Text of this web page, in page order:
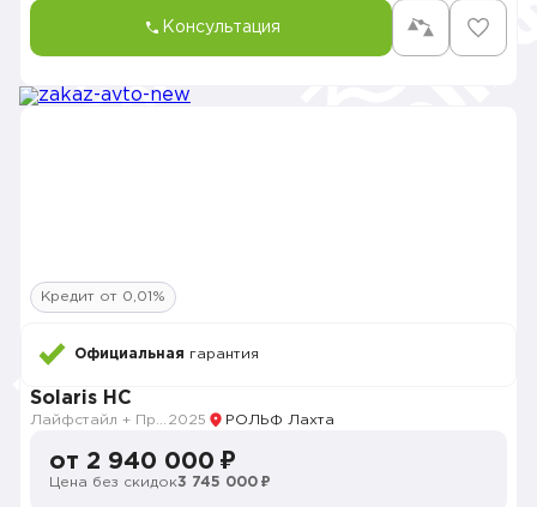
Консультация
Кредит от 0,01%
Официальная гарантия
Solaris HC
2025 РОЛЬФ Лахта
от 2 940 000 ₽
Цена без скидок3 745 000 ₽